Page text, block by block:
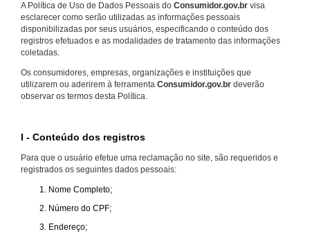
A Política de Uso de Dados Pessoais do Consumidor.gov.br visa
esclarecer como serão utilizadas as informações pessoais
disponibilizadas por seus usuários, especificando o conteúdo dos
registros efetuados e as modalidades de tratamento das informações
coletadas.
Os consumidores, empresas, organizações e instituições que
utilizarem ou aderirem à ferramenta Consumidor.gov.br deverão
observar os termos desta Política.
I - Conteúdo dos registros
Para que o usuário efetue uma reclamação no site, são requeridos e
registrados os seguintes dados pessoais:
Nome Completo;
Número do CPF;
Endereço;